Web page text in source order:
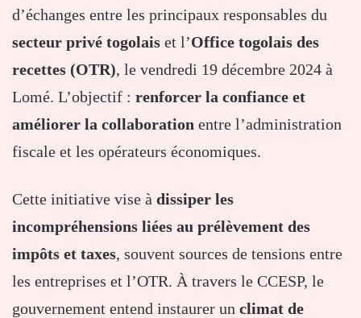
d’échanges entre les principaux responsables du
secteur privé togolais et l’Office togolais des
recettes (OTR), le vendredi 19 décembre 2024 à
Lomé. L’objectif : renforcer la confiance et
améliorer la collaboration entre l’administration
fiscale et les opérateurs économiques.
Cette initiative vise à dissiper les
incompréhensions liées au prélèvement des
impôts et taxes, souvent sources de tensions entre
les entreprises et l’OTR. À travers le CCESP, le
gouvernement entend instaurer un climat de